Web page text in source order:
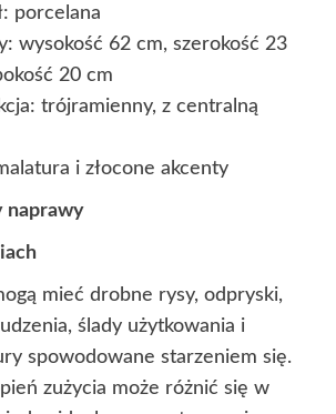
porcelana
wysokość 62 cm, szerokość 23
20 cm
trójramienny, z centralną
i złocone akcenty
naprawy
mieć drobne rysy, odpryski,
ślady użytkowania i
spowodowane starzeniem się.
zużycia może różnić się w